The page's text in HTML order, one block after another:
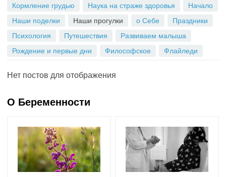
Кормление грудью
Наука на страже здоровья
Начало
Наши поделки
Наши прогулки о Себе
Праздники
Психология
Путешествия
Развиваем малыша
Рождение и первые дни
Философское Флайледи
Нет постов для отображения
О Беременности